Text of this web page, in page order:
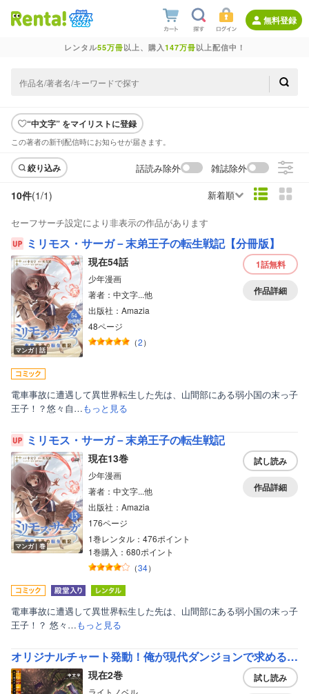
無料登録
レンタル55万冊以上、購入147万冊以上配信中！
“中文字” をマイリストに登録
この著者の新刊配信時にお知らせが届きます。
絞り込み 話読み除外 雑誌除外
10件(1/1) 新着順
セーフサーチ設定により非表示の作品があります
ミリモス・サーガ－末弟王子の転生戦記【分冊版】
マンガ｜話
現在54話
少年漫画
著者：中文字...他
出版社：Amazia
48ページ
（2）
1話無料
作品詳細
電車事故に遭遇して異世界転生した先は、山間部にある弱小国の末っ子
王子！？悠々自…もっと見る
ミリモス・サーガ－末弟王子の転生戦記
マンガ｜巻
現在13巻
少年漫画
著者：中文字...他
出版社：Amazia
176ページ
1巻レンタル：476ポイント
1巻購入：680ポイント
（34）
試し読み
作品詳細
電車事故に遭遇して異世界転生した先は、山間部にある弱小国の末っ子
王子！？ 悠々…もっと見る
オリジナルチャート発動！俺が現代ダンジョンで求めるのは不老長寿の秘薬！！【電子書籍限定書き下ろしSS付き】
現在2巻
ライトノベル
試し読み